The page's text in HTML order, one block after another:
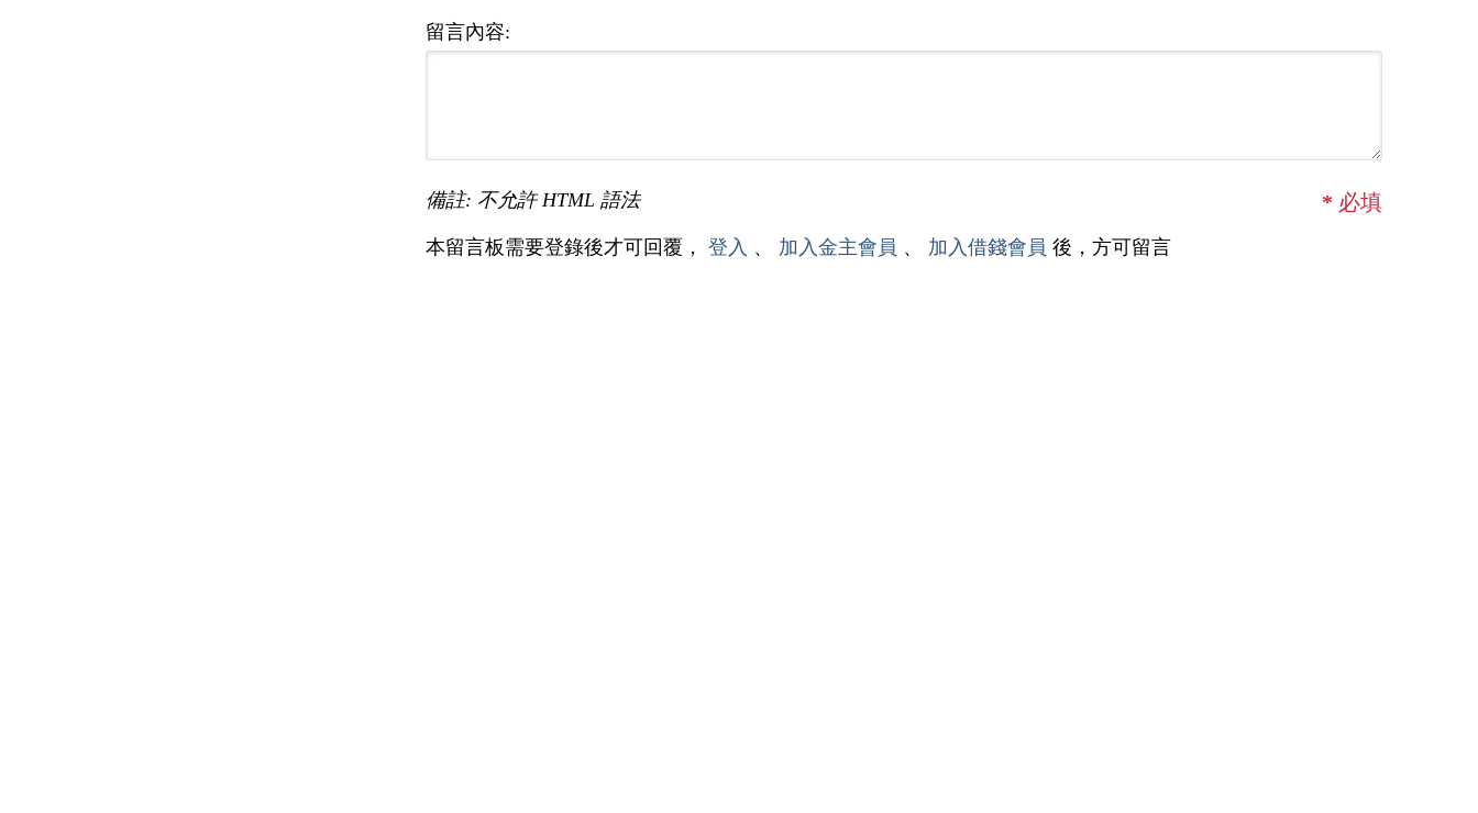
留言內容:
備註: 不允許 HTML 語法 * 必填
本留言板需要登錄後才可回覆， 登入 、 加入金主會員 、 加入借錢會員 後，方可留言